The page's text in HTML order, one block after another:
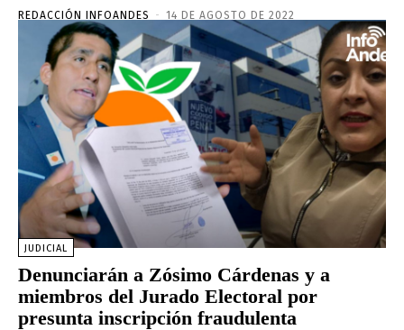
REDACCIÓN INFOANDES - 14 DE AGOSTO DE 2022
JUDICIAL
Denunciarán a Zósimo Cárdenas y a
miembros del Jurado Electoral por
presunta inscripción fraudulenta